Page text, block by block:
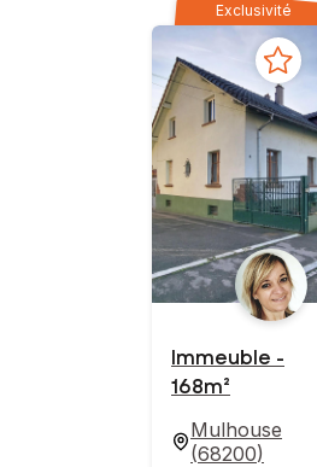
Exclusivité
Immeuble -
168m²
Mulhouse
(68200)